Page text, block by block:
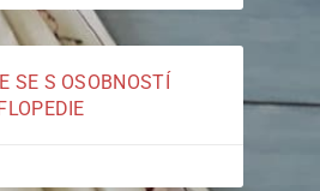
SE S OSOBNOSTÍ